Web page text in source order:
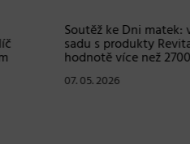
Soutěž ke Dni matek:
sadu s produkty
hodnotě více než 2700 Kč
07. 05. 2026